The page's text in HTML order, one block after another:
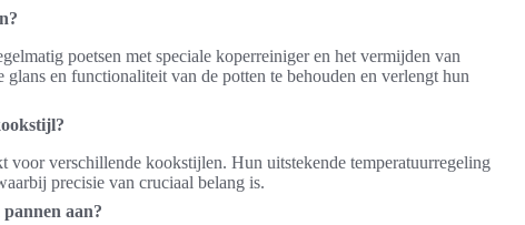
poetsen met speciale koperreiniger en het vermijden van
en functionaliteit van de potten te behouden en verlengt hun
voor verschillende kookstijlen. Hun uitstekende temperatuurregeling
precisie van cruciaal belang is.
aan?